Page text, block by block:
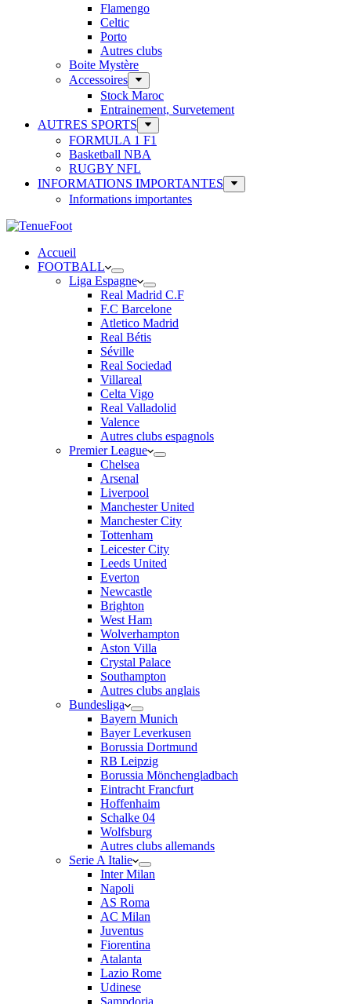
Flamengo
Celtic
Porto
Autres clubs
Boite Mystère
Accessoires
Stock Maroc
Entrainement, Survetement
AUTRES SPORTS
FORMULA 1 F1
Basketball NBA
RUGBY NFL
INFORMATIONS IMPORTANTES
Informations importantes
Accueil
FOOTBALL
Liga Espagne
Real Madrid C.F
F.C Barcelone
Atletico Madrid
Real Bétis
Séville
Real Sociedad
Villareal
Celta Vigo
Real Valladolid
Valence
Autres clubs espagnols
Premier League
Chelsea
Arsenal
Liverpool
Manchester United
Manchester City
Tottenham
Leicester City
Leeds United
Everton
Newcastle
Brighton
West Ham
Wolverhampton
Aston Villa
Crystal Palace
Southampton
Autres clubs anglais
Bundesliga
Bayern Munich
Bayer Leverkusen
Borussia Dortmund
RB Leipzig
Borussia Mönchengladbach
Eintracht Francfurt
Hoffenhaim
Schalke 04
Wolfsburg
Autres clubs allemands
Serie A Italie
Inter Milan
Napoli
AS Roma
AC Milan
Juventus
Fiorentina
Atalanta
Lazio Rome
Udinese
Sampdoria